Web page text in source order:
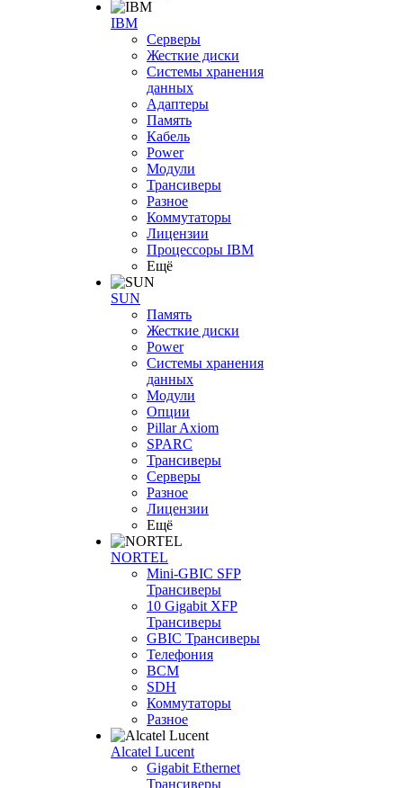
IBM
Серверы
Жесткие диски
Системы хранения
данных
Адаптеры
Память
Кабель
Power
Модули
Трансиверы
Разное
Коммутаторы
Лицензии
Процессоры IBM
Ещё
SUN
Память
Жесткие диски
Power
Системы хранения
данных
Модули
Опции
Pillar Axiom
SPARC
Трансиверы
Серверы
Разное
Лицензии
Ещё
NORTEL
Mini-GBIC SFP
Трансиверы
10 Gigabit XFP
Трансиверы
GBIC Трансиверы
Телефония
BCM
SDH
Коммутаторы
Разное
Alcatel Lucent
Gigabit Ethernet
Трансиверы